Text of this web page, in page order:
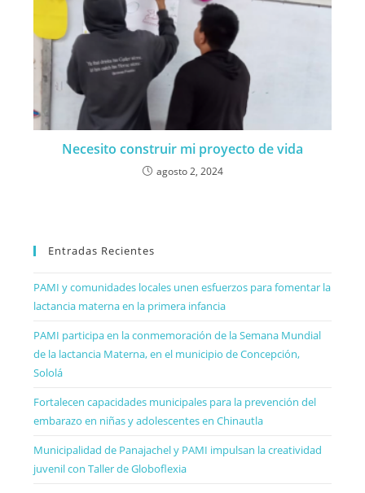
Necesito construir mi proyecto de vida
agosto 2, 2024
Entradas Recientes
PAMI y comunidades locales unen esfuerzos para fomentar la
lactancia materna en la primera infancia
PAMI participa en la conmemoración de la Semana Mundial
de la lactancia Materna, en el municipio de Concepción,
Sololá
Fortalecen capacidades municipales para la prevención del
embarazo en niñas y adolescentes en Chinautla
Municipalidad de Panajachel y PAMI impulsan la creatividad
juvenil con Taller de Globoflexia